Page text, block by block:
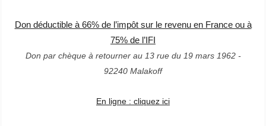
Don déductible à 66% de l’impôt sur le revenu en France ou à
75% de l’IFI
Don par chèque à retourner au 13 rue du 19 mars 1962 -
92240 Malakoff
En ligne : cliquez ici